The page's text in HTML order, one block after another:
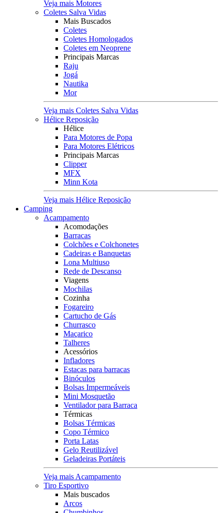
Veja mais Motores
Coletes Salva Vidas
Mais Buscados
Coletes
Coletes Homologados
Coletes em Neoprene
Principais Marcas
Raju
Jogá
Nautika
Mor
Veja mais Coletes Salva Vidas
Hélice Reposição
Hélice
Para Motores de Popa
Para Motores Elétricos
Principais Marcas
Clipper
MFX
Minn Kota
Veja mais Hélice Reposição
Camping
Acampamento
Acomodações
Barracas
Colchões e Colchonetes
Cadeiras e Banquetas
Lona Multiuso
Rede de Descanso
Viagens
Mochilas
Cozinha
Fogareiro
Cartucho de Gás
Churrasco
Maçarico
Talheres
Acessórios
Infladores
Estacas para barracas
Binóculos
Bolsas Impermeáveis
Mini Mosquetão
Ventilador para Barraca
Térmicas
Bolsas Térmicas
Copo Térmico
Porta Latas
Gelo Reutilizável
Geladeiras Portáteis
Veja mais Acampamento
Tiro Esportivo
Mais buscados
Arcos